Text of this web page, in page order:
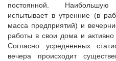
постоянной. Наибольшую
испытывает в утренние (в
масса предприятий) и
работы в свои дома и активно
Согласно усредненных
вечера происходит